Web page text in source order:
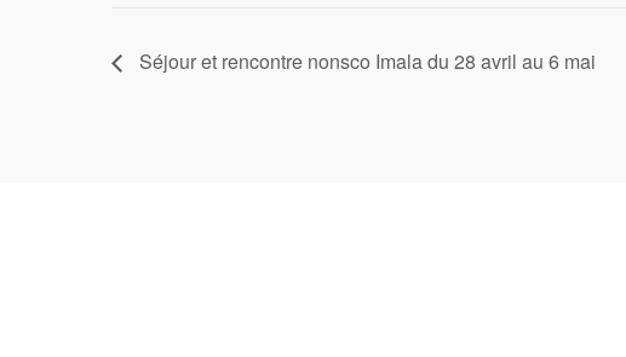
Séjour et rencontre nonsco Imala du 28 avril au 6 mai